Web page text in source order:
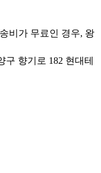
비가 무료인 경우, 왕
구 향기로 182 현대테